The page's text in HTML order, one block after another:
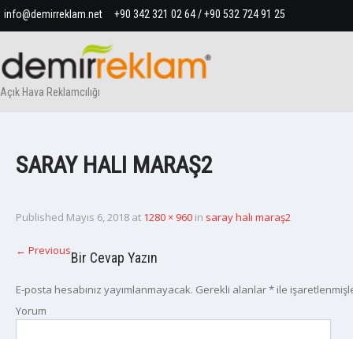
+90 342 321 02 64 / +90 532 724 91 25
info@demirreklam.net
Açık Hava Reklamcılığı
SARAY HALI MARAŞ2
Published Mayıs 6, 2018 at 1280 × 960 in saray halı maraş2
← PreviousBir Cevap Yazın
E-posta hesabınız yayımlanmayacak. Gerekli alanlar* ile
Yorum